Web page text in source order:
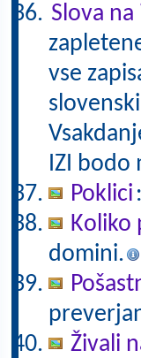
Slova na
vse
IZI bodo
Poklici
Koliko
domini.
Živali